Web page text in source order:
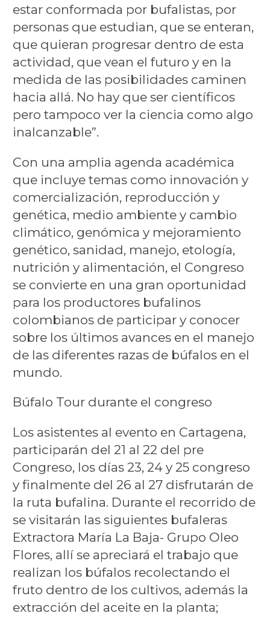
estar conformada por bufalistas, por
personas que estudian, que se enteran,
que quieran progresar dentro de esta
actividad, que vean el futuro y en la
medida de las posibilidades caminen
hacia allá. No hay que ser científicos
pero tampoco ver la ciencia como algo
inalcanzable”.
Con una amplia agenda académica
que incluye temas como innovación y
comercialización, reproducción y
genética, medio ambiente y cambio
climático, genómica y mejoramiento
genético, sanidad, manejo, etología,
nutrición y alimentación, el Congreso
se convierte en una gran oportunidad
para los productores bufalinos
colombianos de participar y conocer
sobre los últimos avances en el manejo
de las diferentes razas de búfalos en el
mundo.
Búfalo Tour durante el congreso
Los asistentes al evento en Cartagena,
participarán del 21 al 22 del pre
Congreso, los días 23, 24 y 25 congreso
y finalmente del 26 al 27 disfrutarán de
la ruta bufalina. Durante el recorrido de
se visitarán las siguientes bufaleras
Extractora María La Baja- Grupo Oleo
Flores, allí se apreciará el trabajo que
realizan los búfalos recolectando el
fruto dentro de los cultivos, además la
extracción del aceite en la planta;